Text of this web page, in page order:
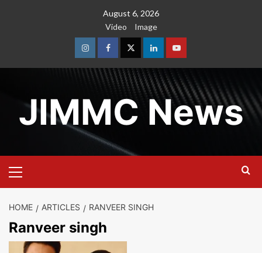
August 6, 2026
Video
Image
InstagramFacebookTwitterLinkedinYoutube
JIMMC News
Menu
HOME ARTICLES RANVEER SINGH
Ranveer singh